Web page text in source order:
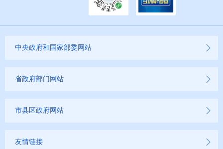
中央政府和国家部委网站
省政府部门网站
市县区政府网站
友情链接